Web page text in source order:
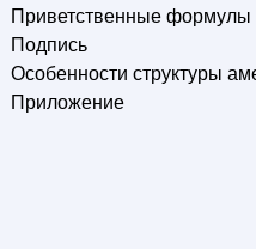
Приветственные формулы
Подпись
Особенности структуры
Приложение